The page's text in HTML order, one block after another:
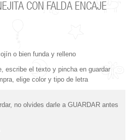
CON FALDA ENCAJE
o bien funda y relleno
escribe el texto y pincha en guardar
elige color y tipo de letra
no olvides darle a GUARDAR antes